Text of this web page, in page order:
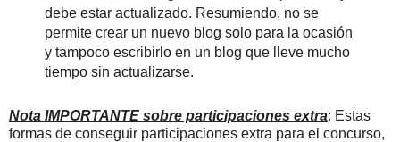
debe estar actualizado. Resumiendo, no se
permite crear un nuevo blog solo para la ocasión
y tampoco escribirlo en un blog que lleve mucho
tiempo sin actualizarse.
Nota IMPORTANTE sobre participaciones extra: Estas
formas de conseguir participaciones extra para el concurso,